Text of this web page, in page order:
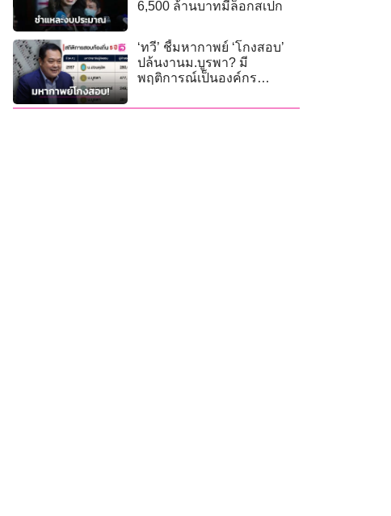
6,500 ล้านบาทมีล็อกสเปก
‘ทวี’ ชี้มหากาพย์ ‘โกงสอบ’
ปล้นงานม.บูรพา? มี
พฤติการณ์เป็นองค์กร